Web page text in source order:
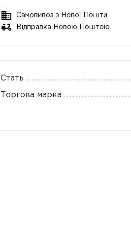
Самовивоз з Нової Пошти
Відправка Новою Поштою
Стать
Торгова марка